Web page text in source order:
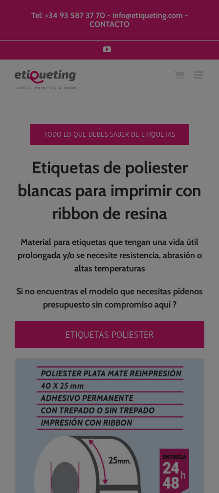
Tel: +34 93 587 37 70- info@etiqueting.com -
CONTACTO
YouTube
TODO LO QUE DEBES SABER DE ETIQUETAS
Etiquetas de poliester
blancas para imprimir con
ribbon de resina
Material para etiquetas que tengan una vida útil
prolongada y/o se necesite resistencia, abrasión o
altas temperaturas
Si no encuentras el modelo que necesitas pídenos
presupuesto sin compromisoaquí ?
ETIQUETAS POLIESTER